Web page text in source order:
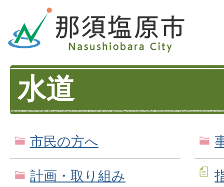
水道
市民の方へ
計画・取り組み